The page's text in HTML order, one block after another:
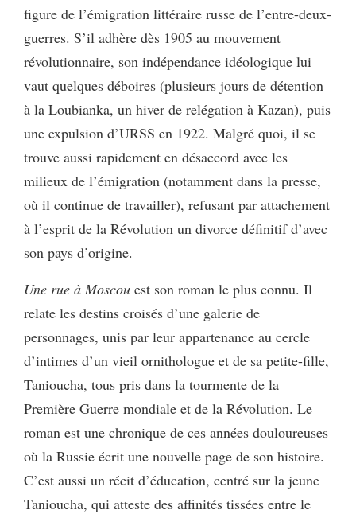
figure de l’émigration littéraire russe de l’entre-deux-
guerres. S’il adhère dès 1905 au mouvement
révolutionnaire, son indépendance idéologique lui
vaut quelques déboires (plusieurs jours de détention
à la Loubianka, un hiver de relégation à Kazan), puis
une expulsion d’URSS en 1922. Malgré quoi, il se
trouve aussi rapidement en désaccord avec les
milieux de l’émigration (notamment dans la presse,
où il continue de travailler), refusant par attachement
à l’esprit de la Révolution un divorce définitif d’avec
son pays d’origine.
Une rue à Moscou est son roman le plus connu. Il
relate les destins croisés d’une galerie de
personnages, unis par leur appartenance au cercle
d’intimes d’un vieil ornithologue et de sa petite-fille,
Tanioucha, tous pris dans la tourmente de la
Première Guerre mondiale et de la Révolution. Le
roman est une chronique de ces années douloureuses
où la Russie écrit une nouvelle page de son histoire.
C’est aussi un récit d’éducation, centré sur la jeune
Tanioucha, qui atteste des affinités tissées entre le